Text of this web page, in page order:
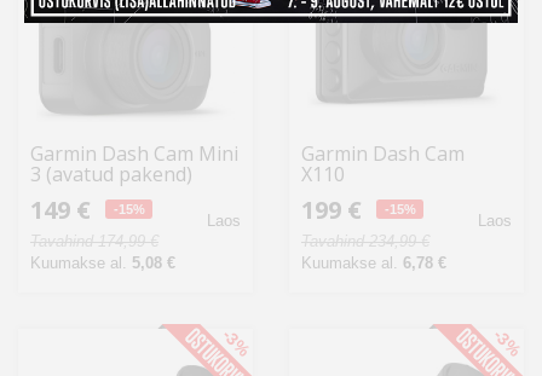
Garmin Dash Cam Mini
3 (avatud pakend)
149 € -15%
Tavahind 174,99 €
Kuumakse al. 5,08 €
Laos
Garmin Dash Cam
X110
199 € -15%
Tavahind 234,99 €
Kuumakse al. 6,78 €
Laos
-3% -3%